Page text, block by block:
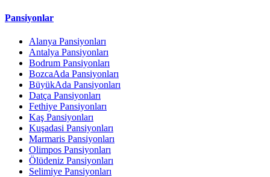
Pansiyonlar
Alanya Pansiyonları
Antalya Pansiyonları
Bodrum Pansiyonları
BozcaAda Pansiyonları
BüyükAda Pansiyonları
Datça Pansiyonları
Fethiye Pansiyonları
Kaş Pansiyonları
Kuşadasi Pansiyonları
Marmaris Pansiyonları
Olimpos Pansiyonları
Ölüdeniz Pansiyonları
Selimiye Pansiyonları